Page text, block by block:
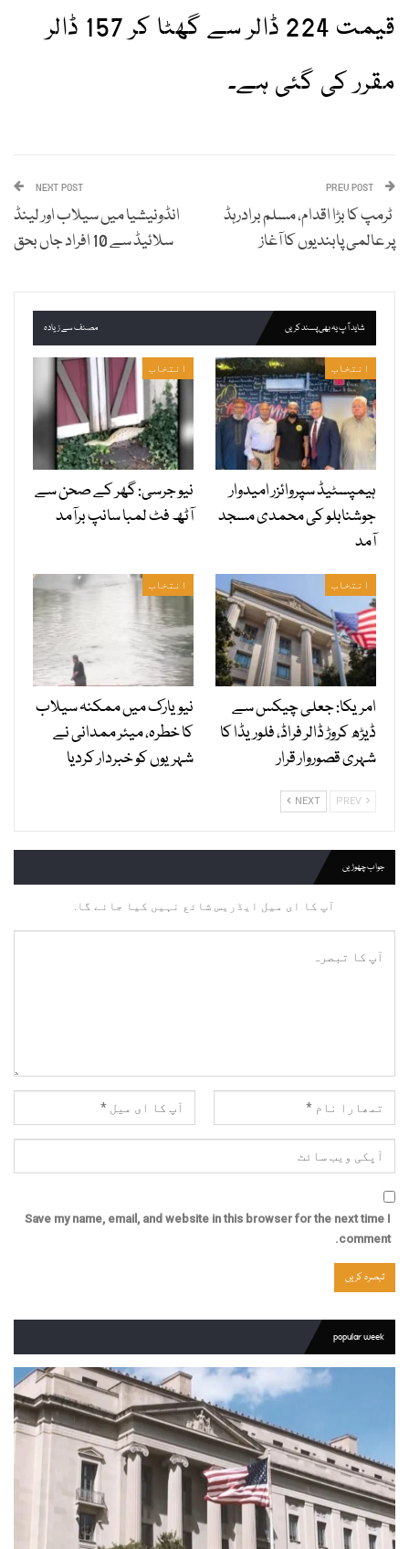
قیمت 224 ڈالر سے گھٹا کر 157 ڈالر
مقرر کی گئی ہے۔
ٹرمپ کا بڑا اقدام، مسلم برادرہڈ
پر عالمی پابندیوں کا آغاز
NEXT POST
انڈونیشیا میں سیلاب اور لینڈ
سلائیڈ سے 10 افراد جاں بحق
شاید آپ یہ بھی پسند کریں مصنف سے زیادہ
انتخاب
ہیمپسٹیڈ سپروائزر امیدوار
جوشنابلو کی محمدی مسجد
آمد
انتخاب
نیو جرسی: گھر کے صحن سے
آٹھ فٹ لمبا سانپ برآمد
انتخاب
امریکا: جعلی چیکس سے
ڈیڑھ کروڑ ڈالر فراڈ، فلوریڈا کا
شہری قصوروار قرار
انتخاب
نیویارک میں ممکنہ سیلاب
کا خطرہ، میئر ممدانی نے
شہریوں کو خبردار کردیا
NEXT
جواب چھوڑیں
آپ کا ای میل ایڈریس شائع نہیں کیا جائے گا.
Save my name, email, and website in this browser for the next time I
comment.
popular week